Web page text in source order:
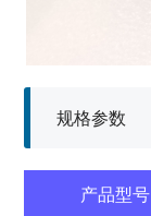
规格参数
产品型号